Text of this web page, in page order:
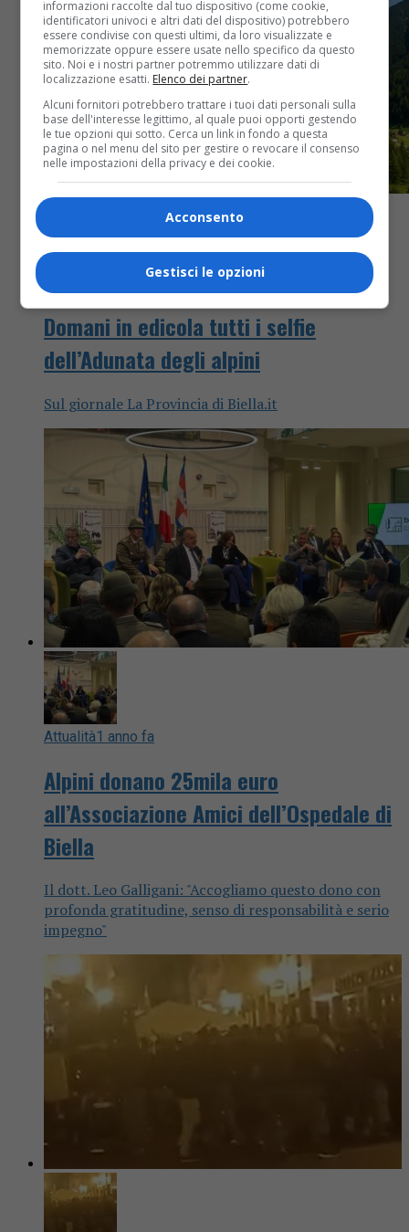
1 anno fa
Domani in edicola tutti i selfie
dell’Adunata degli alpini
Sul giornale La Provincia di Biella.it
Attualità1 anno fa
Alpini donano 25mila euro
all’Associazione Amici dell’Ospedale di
Biella
Il dott. Leo Galligani: "Accogliamo questo dono con
profonda gratitudine, senso di responsabilità e serio
impegno"
informazioni raccolte dal tuo dispositivo (come cookie,
identificatori univoci e altri dati del dispositivo) potrebbero
essere condivise con questi ultimi, da loro visualizzate e
memorizzate oppure essere usate nello specifico da questo
sito. Noi e i nostri partner potremmo utilizzare dati di
localizzazione esatti. Elenco dei partner.
Alcuni fornitori potrebbero trattare i tuoi dati personali sulla
base dell'interesse legittimo, al quale puoi opporti gestendo
le tue opzioni qui sotto. Cerca un link in fondo a questa
pagina o nel menu del sito per gestire o revocare il consenso
nelle impostazioni della privacy e dei cookie.
Acconsento
Gestisci le opzioni